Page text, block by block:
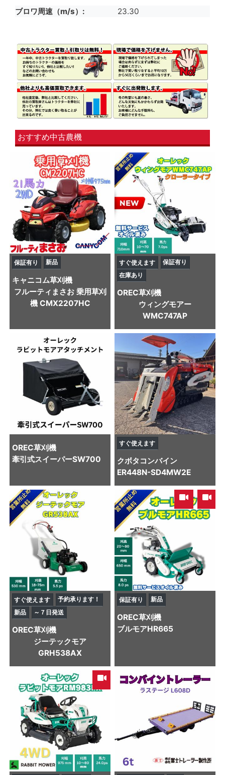
ブロワ周速（m/s） 23.30
おすすめ中古農機
保証有り 新品
キャニコム草刈機
フルーティまさお 乗用草刈
機 CMX2207HC
すぐ使えます
保証有り
在庫あり
OREC草刈機
ウィングモアー
WMC747AP
OREC草刈機
牽引式スイーパーSW700
すぐ使えます
クボタ コンバイン
ER448N-SD4MW2E
すぐ使えます
予約承ります！
新品
～７日発送
OREC草刈機
ジーテックモア
GRH538AX
,
保証有り 新品
OREC草刈機
ブルモアHR665